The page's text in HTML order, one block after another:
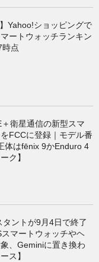
Yahoo!ショッピングで
ートウォッチランキン
時点
衛星通信の新型スマ
FCCに登録｜モデル番
体はfēnix 9かEnduro 4
ク】
ントが9月4日で終了
マートウォッチやヘ
、Geminiに置き換わ
ス】